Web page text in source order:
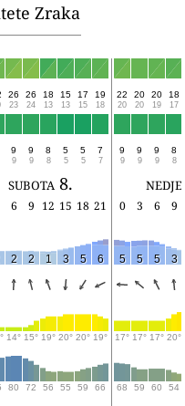
Zraka
26
23
26
24
18
13
15
13
17
15
19
18
22
20
20
20
20
19
18
17
9
9
9
9
8
8
5
5
5
5
7
7
9
9
9
9
9
9
8
8
subota 8.
6 9 12 15 18 21 0 3 6
9
2 2 1 3 5 6 5 5 5 3
14° 15° 19° 20° 20° 19° 17° 17° 17° 20°
80 72 56 55 59 66 68 59 60 54